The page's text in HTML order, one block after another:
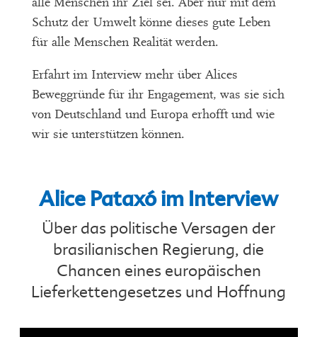
Schutz der Umwelt könne dieses gute Leben
für alle Menschen Realität werden.
Erfahrt im Interview mehr über Alices
Beweggründe für ihr Engagement, was sie sich
von Deutschland und Europa erhofft und wie
wir sie unterstützen können.
Alice Pataxó im Interview
Über das politische Versagen der
brasilianischen Regierung, die
Chancen eines europäischen
Lieferkettengesetzes und Hoffnung